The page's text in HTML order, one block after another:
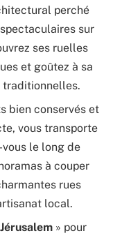
perché
sur
ses ruelles
et goûtez à sa
bien conservés et
vous transporte
vous le long de
à couper
rues
local.
» pour